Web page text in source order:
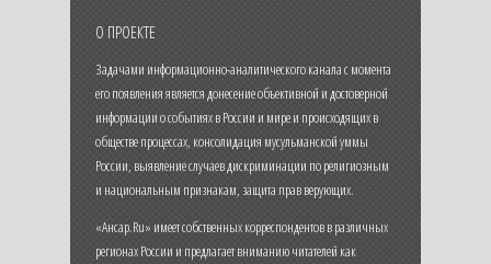
О ПРОЕКТЕ
Задачами информационно-аналитического канала с момента
его появления является донесение объективной и достоверной
информации о событиях в России и мире и происходящих в
обществе процессах, консолидация мусульманской уммы
России, выявление случаев дискриминации по религиозным
и национальным признакам, защита прав верующих.
«Ансар.Ru» имеет собственных корреспондентов в различных
регионах России и предлагает вниманию читателей как